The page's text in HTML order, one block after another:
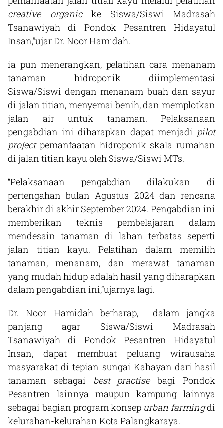
creative organicke Siswa/Siswi Madrasah
Tsanawiyah di Pondok Pesantren Hidayatul
Insan,”ujar Dr. Noor Hamidah.
ia pun menerangkan, pelatihan cara menanam
tanaman hidroponik diimplementasi
Siswa/Siswi dengan menanam buah dan sayur
di jalan titian, menyemai benih, dan memplotkan
jalan air untuk tanaman. Pelaksanaan
pengabdian ini diharapkan dapat menjadi pilot
projectpemanfaatan hidroponik skala rumahan
di jalan titian kayu oleh Siswa/Siswi MTs.
“Pelaksanaan pengabdian dilakukan di
pertengahan bulan Agustus 2024 dan rencana
berakhir di akhir September 2024. Pengabdian ini
memberikan teknis pembelajaran dalam
mendesain tanaman di lahan terbatas seperti
jalan titian kayu. Pelatihan dalam memilih
tanaman, menanam, dan merawat tanaman
yang mudah hidup adalah hasil yang diharapkan
dalam pengabdian ini,”ujarnya lagi.
Dr. Noor Hamidah berharap, dalam jangka
panjang agar Siswa/Siswi Madrasah
Tsanawiyah di Pondok Pesantren Hidayatul
Insan, dapat membuat peluang wirausaha
masyarakat di tepian sungai Kahayan dari hasil
tanaman sebagai best practisebagi Pondok
Pesantren lainnya maupun kampung lainnya
sebagai bagian program konsep urban farmingdi
kelurahan-kelurahan Kota Palangkaraya.